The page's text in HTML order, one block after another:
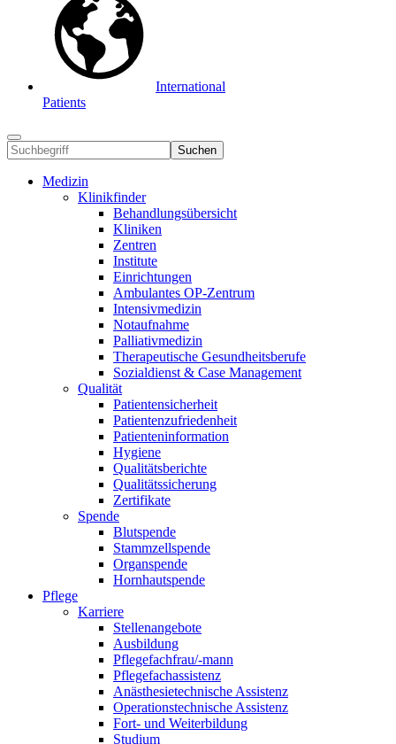
International
Patients
Suchen
Medizin
Klinikfinder
Behandlungsübersicht
Kliniken
Zentren
Institute
Einrichtungen
Ambulantes OP-Zentrum
Intensivmedizin
Notaufnahme
Palliativmedizin
Therapeutische Gesundheitsberufe
Sozialdienst & Case Management
Qualität
Patientensicherheit
Patientenzufriedenheit
Patienteninformation
Hygiene
Qualitätsberichte
Qualitätssicherung
Zertifikate
Spende
Blutspende
Stammzellspende
Organspende
Hornhautspende
Pflege
Karriere
Stellenangebote
Ausbildung
Pflegefachfrau/-mann
Pflegefachassistenz
Anästhesietechnische Assistenz
Operationstechnische Assistenz
Fort- und Weiterbildung
Studium